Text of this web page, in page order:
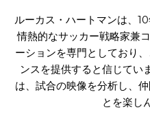
ルーカス・ハートマンは、
情熱的なサッカー戦略家兼
ーションを専門としており
ンスを提供すると信じてい
は、試合の映像を分析し、
とを楽し